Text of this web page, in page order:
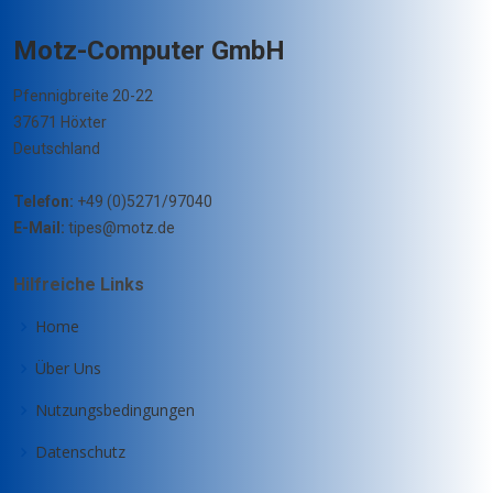
Motz-Computer GmbH
Pfennigbreite 20-22
37671 Höxter
Deutschland
Telefon: +49 (0)5271/97040
E-Mail: tipes@motz.de
Hilfreiche Links
Home
Über Uns
Nutzungsbedingungen
Datenschutz